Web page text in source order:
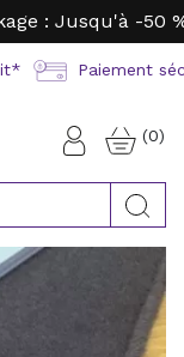
: Jusqu'à -50
Paiement
Connexion
(0)